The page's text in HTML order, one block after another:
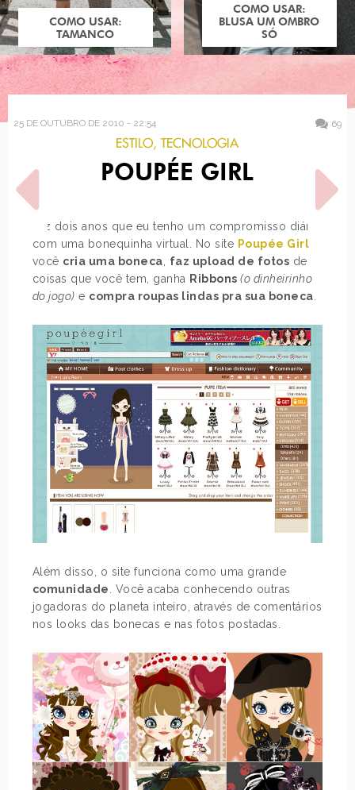
COMO USAR:
TAMANCO
COMO USAR:
BLUSA UM OMBRO
SÓ
25 DE OUTUBRO DE 2010 - 22:54 69
ESTILO,TECNOLOGIA
POUPÉE GIRL
Faz dois anos que eu tenho um compromisso diário
com uma bonequinha virtual. No site Poupée Girl
você cria uma boneca faz upload de fotos de
coisas que você tem, ganha Ribbons(o dinheirinho
do jogo) e compra roupas lindas pra sua boneca
Além disso, o site funciona como uma grande
comunidade
. Você acaba conhecendo outras
jogadoras do planeta inteiro, através de comentários
nos looks das bonecas e nas fotos postadas.
POST ANTERIOR
BASES FAVORITAS
PRÓXIMO POST
OVERDOSE: HEADBANDS